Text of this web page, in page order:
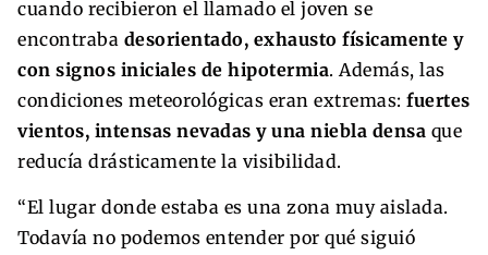
cuando recibieron el llamado el joven se
encontraba desorientado, exhausto físicamente y
con signos iniciales de hipotermia. Además, las
condiciones meteorológicas eran extremas: fuertes
vientos, intensas nevadas y una niebla densa que
reducía drásticamente la visibilidad.
“El lugar donde estaba es una zona muy aislada.
Todavía no podemos entender por qué siguió